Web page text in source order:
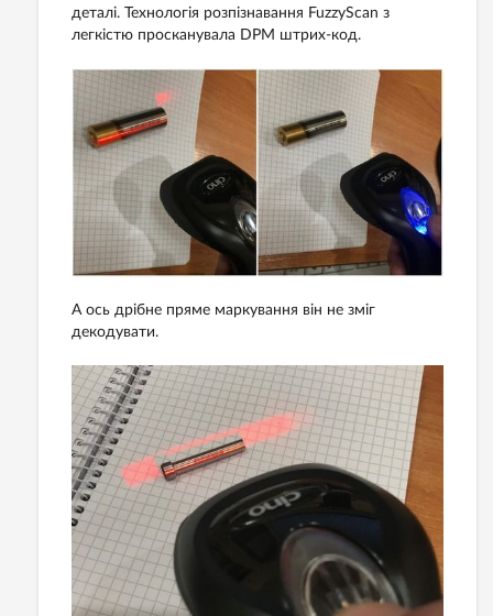
деталі. Технологія розпізнавання FuzzyScan з
легкістю просканувала DPM штрих-код.
А ось дрібне пряме маркування він не зміг
декодувати.